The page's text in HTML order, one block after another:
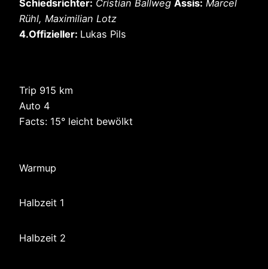
Schiedsrichter: Cristian Ballweg Assis: Marcel
Rühl, Maximilian Lotz
4.Offizieller: Lukas Pils
Trip 915 km
Auto 4
Facts: 15° leicht bewölkt
Warmup
Halbzeit 1
Halbzeit 2